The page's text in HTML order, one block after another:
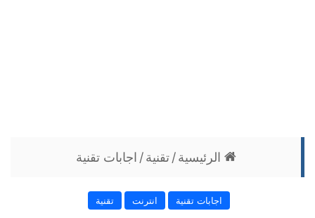
الرئيسية / تقنية / اجابات تقنية
اجابات تقنية انترنت تقنية